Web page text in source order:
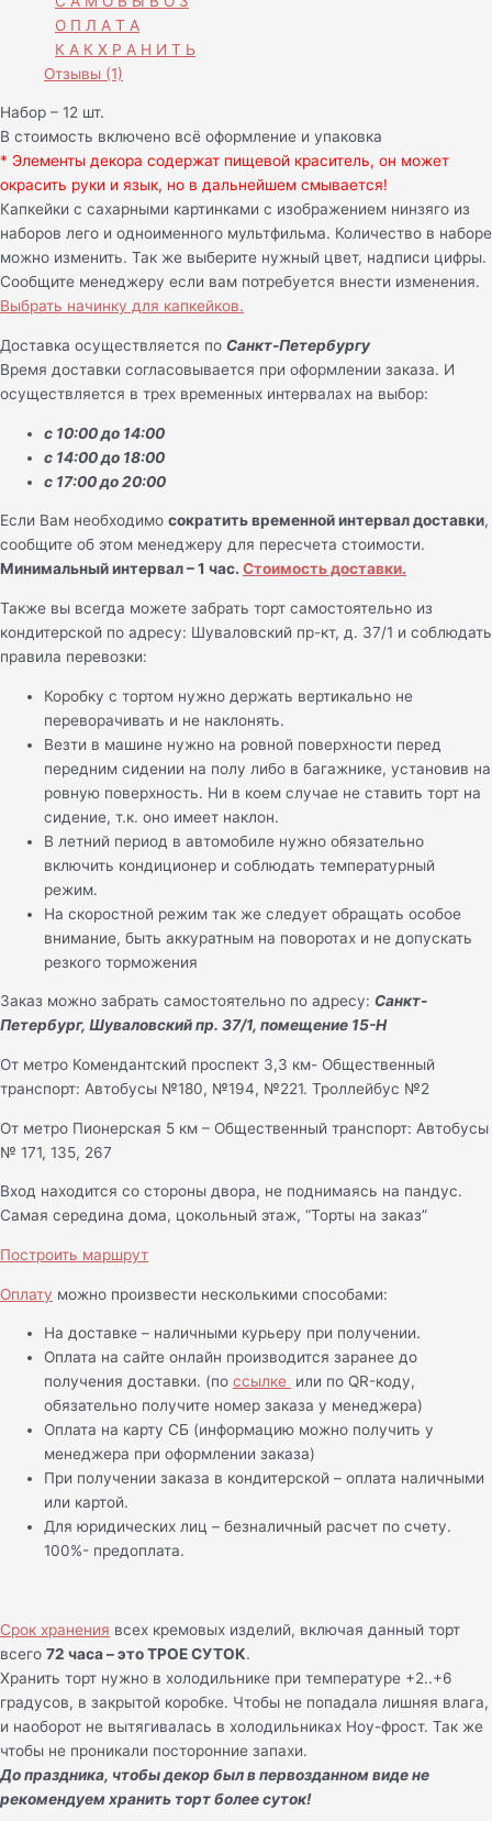
О П Л А Т А
К А К Х Р А Н И Т Ь
Отзывы (1)
Набор – 12 шт.
В стоимость включено всё оформление и упаковка
* Элементы декора содержат пищевой краситель, он может
окрасить руки и язык, но в дальнейшем смывается!
Капкейки с сахарными картинками с изображением нинзяго из
наборов лего и одноименного мультфильма. Количество в наборе
можно изменить. Так же выберите нужный цвет, надписи цифры.
Сообщите менеджеру если вам потребуется внести изменения.
Выбрать начинку для капкейков.
Доставка осуществляется по Санкт-Петербургу
Время доставки согласовывается при оформлении заказа. И
осуществляется в трех временных интервалах на выбор:
с 10:00 до 14:00
с 14:00 до 18:00
с 17:00 до 20:00
Если Вам необходимо сократить временной интервал доставки,
сообщите об этом менеджеру для пересчета стоимости.
Минимальный интервал – 1 час. Стоимость доставки.
Также вы всегда можете забрать торт самостоятельно из
кондитерской по адресу: Шуваловский пр-кт, д. 37/1 и соблюдать
правила перевозки:
Коробку с тортом нужно держать вертикально не
переворачивать и не наклонять.
Везти в машине нужно на ровной поверхности перед
передним сидении на полу либо в багажнике, установив на
ровную поверхность. Ни в коем случае не ставить торт на
сидение, т.к. оно имеет наклон.
В летний период в автомобиле нужно обязательно
включить кондиционер и соблюдать температурный
режим.
На скоростной режим так же следует обращать особое
внимание, быть аккуратным на поворотах и не допускать
резкого торможения
Заказ можно забрать самостоятельно по адресу: Санкт-
Петербург, Шуваловский пр. 37/1, помещение 15-Н
От метро Комендантский проспект 3,3 км- Общественный
транспорт: Автобусы №180, №194, №221. Троллейбус №2
От метро Пионерская 5 км – Общественный транспорт: Автобусы
№ 171, 135, 267
Вход находится со стороны двора, не поднимаясь на пандус.
Самая середина дома, цокольный этаж, “Торты на заказ”
Построить маршрут
Оплату можно произвести несколькими способами:
На доставке – наличными курьеру при получении.
Оплата на сайте онлайн производится заранее до
получения доставки. (по ссылке или по QR-коду,
обязательно получите номер заказа у менеджера)
Оплата на карту СБ (информацию можно получить у
менеджера при оформлении заказа)
При получении заказа в кондитерской – оплата наличными
или картой.
Для юридических лиц – безналичный расчет по счету.
100%- предоплата.
Срок хранения всех кремовых изделий, включая данный торт
всего 72 часа – это ТРОЕ СУТОК.
Хранить торт нужно в холодильнике при температуре +2..+6
градусов, в закрытой коробке. Чтобы не попадала лишняя влага,
и наоборот не вытягивалась в холодильниках Ноу-фрост. Так же
чтобы не проникали посторонние запахи.
До праздника, чтобы декор был в первозданном виде не
рекомендуем хранить торт более суток!